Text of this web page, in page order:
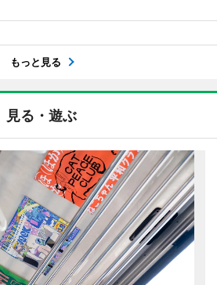
もっと見る
見る・遊ぶ